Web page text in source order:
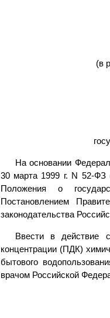
(в
На основании
30 марта 1999 г. N 52-ФЗ
Положения о
Постановлением
законодательства
Ввести в действие
концентрации (ПДК)
бытового
врачом Российской